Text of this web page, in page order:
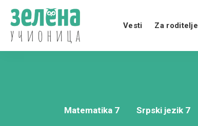
Vesti Za roditelje
Matematika 7 Srpski jezik 7